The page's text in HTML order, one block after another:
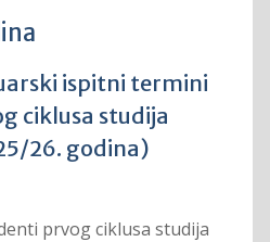
ispitni termini
ciklusa studija
26. godina)
prvog ciklusa studija